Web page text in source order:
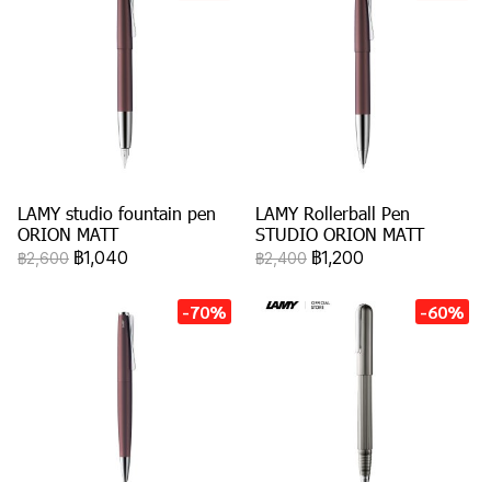
LAMY studio fountain pen
ORION MATT
฿2,600 ฿1,040
LAMY Rollerball Pen
STUDIO ORION MATT
฿2,400 ฿1,200
-70% -60%